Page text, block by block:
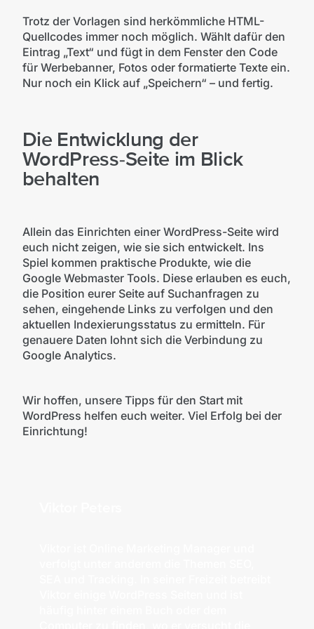
Trotz der Vorlagen sind herkömmliche HTML-
Quellcodes immer noch möglich. Wählt dafür den
Eintrag „Text“ und fügt in dem Fenster den Code
für Werbebanner, Fotos oder formatierte Texte ein.
Nur noch ein Klick auf „Speichern“ – und fertig.
Die Entwicklung der
WordPress-Seite im Blick
behalten
Allein das Einrichten einer WordPress-Seite wird
euch nicht zeigen, wie sie sich entwickelt. Ins
Spiel kommen praktische Produkte, wie die
Google Webmaster Tools. Diese erlauben es euch,
die Position eurer Seite auf Suchanfragen zu
sehen, eingehende Links zu verfolgen und den
aktuellen Indexierungsstatus zu ermitteln. Für
genauere Daten lohnt sich die Verbindung zu
Google Analytics.
Wir hoffen, unsere Tipps für den Start mit
WordPress helfen euch weiter. Viel Erfolg bei der
Einrichtung!